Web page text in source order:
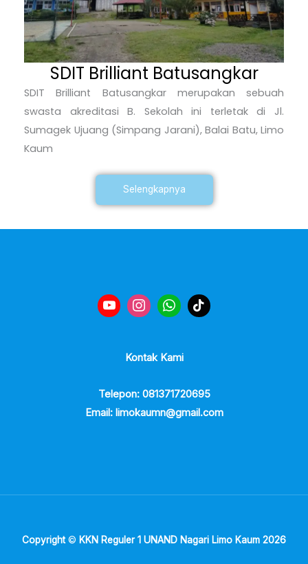
SDIT Brilliant Batusangkar
SDIT Brilliant Batusangkar merupakan sebuah
swasta akreditasi B. Sekolah ini terletak di Jl.
Sumagek Ujuang (Simpang Jarani), Balai Batu, Limo
Kaum
Selengkapnya
Kontak Kami
Telepon: 081371720695
Email: limokaumn@gmail.com
Copyright© KKN Reguler 1 UNAND Nagari Limo Kaum 2026